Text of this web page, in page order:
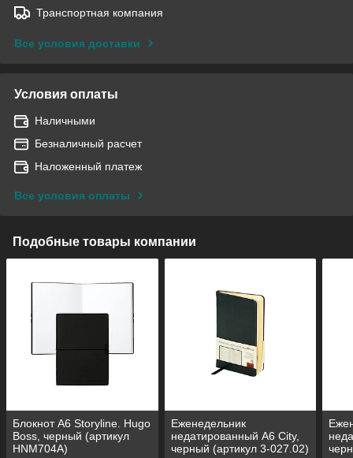
Транспортная компания
Все условия доставки
Условия оплаты
Наличными
Безналичный расчет
Наложенный платеж
Все условия оплаты
Подобные товары компании
Блокнот А6 Storyline. Hugo
Boss, черный (артикул
HNM704A)
Еженедельник
недатированный А6 City,
черный (артикул 3-027.02)